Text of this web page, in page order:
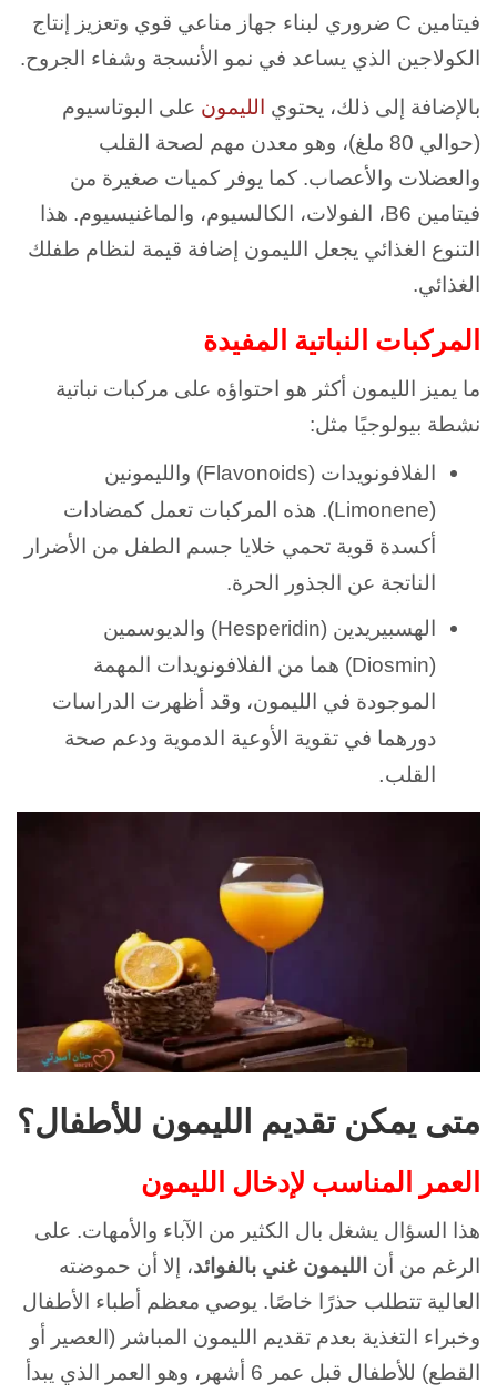
فيتامين C ضروري لبناء جهاز مناعي قوي وتعزيز إنتاج
الكولاجين الذي يساعد في نمو الأنسجة وشفاء الجروح.
بالإضافة إلى ذلك، يحتوي الليمون على البوتاسيوم
(حوالي 80 ملغ)، وهو معدن مهم لصحة القلب
والعضلات والأعصاب. كما يوفر كميات صغيرة من
فيتامين B6، الفولات، الكالسيوم، والماغنيسيوم. هذا
التنوع الغذائي يجعل الليمون إضافة قيمة لنظام طفلك
الغذائي.
المركبات النباتية المفيدة
ما يميز الليمون أكثر هو احتواؤه على مركبات نباتية
نشطة بيولوجيًا مثل:
الفلافونويدات (Flavonoids) والليمونين
(Limonene). هذه المركبات تعمل كمضادات
أكسدة قوية تحمي خلايا جسم الطفل من الأضرار
الناتجة عن الجذور الحرة.
الهسبيريدين (Hesperidin) والديوسمين
(Diosmin) هما من الفلافونويدات المهمة
الموجودة في الليمون، وقد أظهرت الدراسات
دورهما في تقوية الأوعية الدموية ودعم صحة
القلب.
متى يمكن تقديم الليمون للأطفال؟
العمر المناسب لإدخال الليمون
هذا السؤال يشغل بال الكثير من الآباء والأمهات. على
الرغم من أن الليمون غني بالفوائد، إلا أن حموضته
العالية تتطلب حذرًا خاصًا. يوصي معظم أطباء الأطفال
وخبراء التغذية بعدم تقديم الليمون المباشر (العصير أو
القطع) للأطفال قبل عمر 6 أشهر، وهو العمر الذي يبدأ